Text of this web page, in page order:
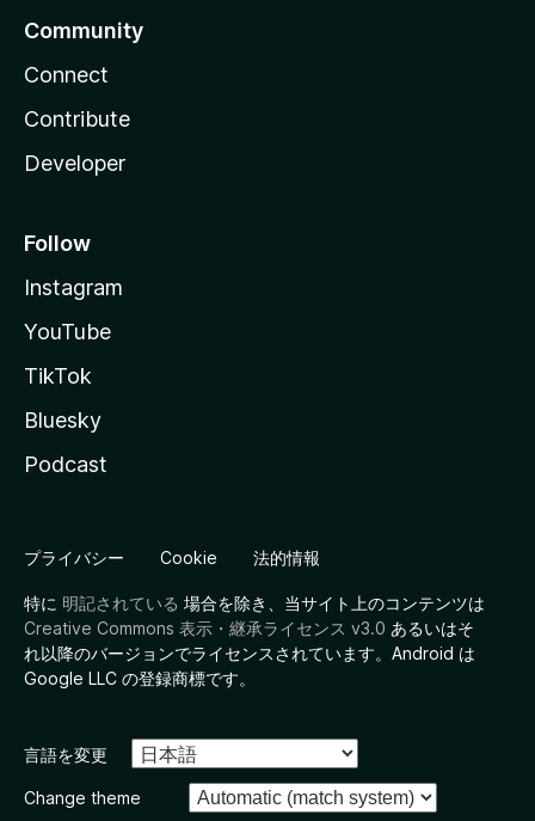
Community
Connect
Contribute
Developer
Follow
Instagram
YouTube
TikTok
Bluesky
Podcast
プライバシー Cookie 法的情報
特に 明記されている 場合を除き、当サイト上のコンテンツは
Creative Commons 表示・継承ライセンス v3.0 あるいはそ
れ以降のバージョンでライセンスされています。Android は
Google LLC の登録商標です。
言語を変更
Change theme